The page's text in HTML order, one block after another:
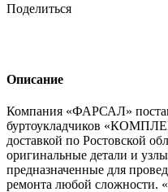
Поделиться
Описание
Компания «ФАРСАЛ»
буртоукладчиков
доставкой по Ростовской
оригинальные детали и
предназначенные для
ремонта любой